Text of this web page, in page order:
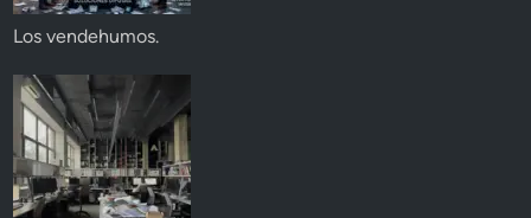
Los vendehumos.